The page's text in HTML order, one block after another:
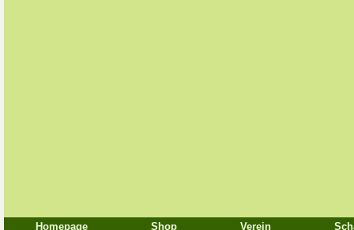
Homepage Shop Verein